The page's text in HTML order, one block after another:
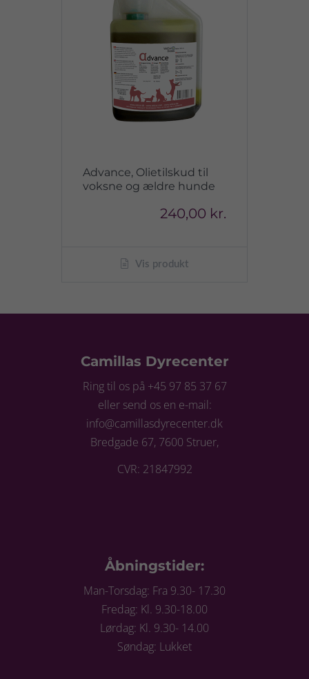
Advance, Olietilskud til
voksne og ældre hunde
240,00 kr.
Vis produkt
Camillas Dyrecenter
Ring til os på +45 97 85 37 67
eller send os en e-mail:
info@camillasdyrecenter.dk
Bredgade 67, 7600 Struer,
CVR: 21847992
Åbningstider:
Man-Torsdag: Fra 9.30- 17.30
Fredag: Kl. 9.30-18.00
Lørdag: Kl. 9.30- 14.00
Søndag: Lukket